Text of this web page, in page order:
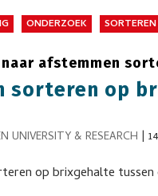
ONDERZOEK SORTEREN
afstemmen
sorteren op
UNIVERSITY & RESEARCH |